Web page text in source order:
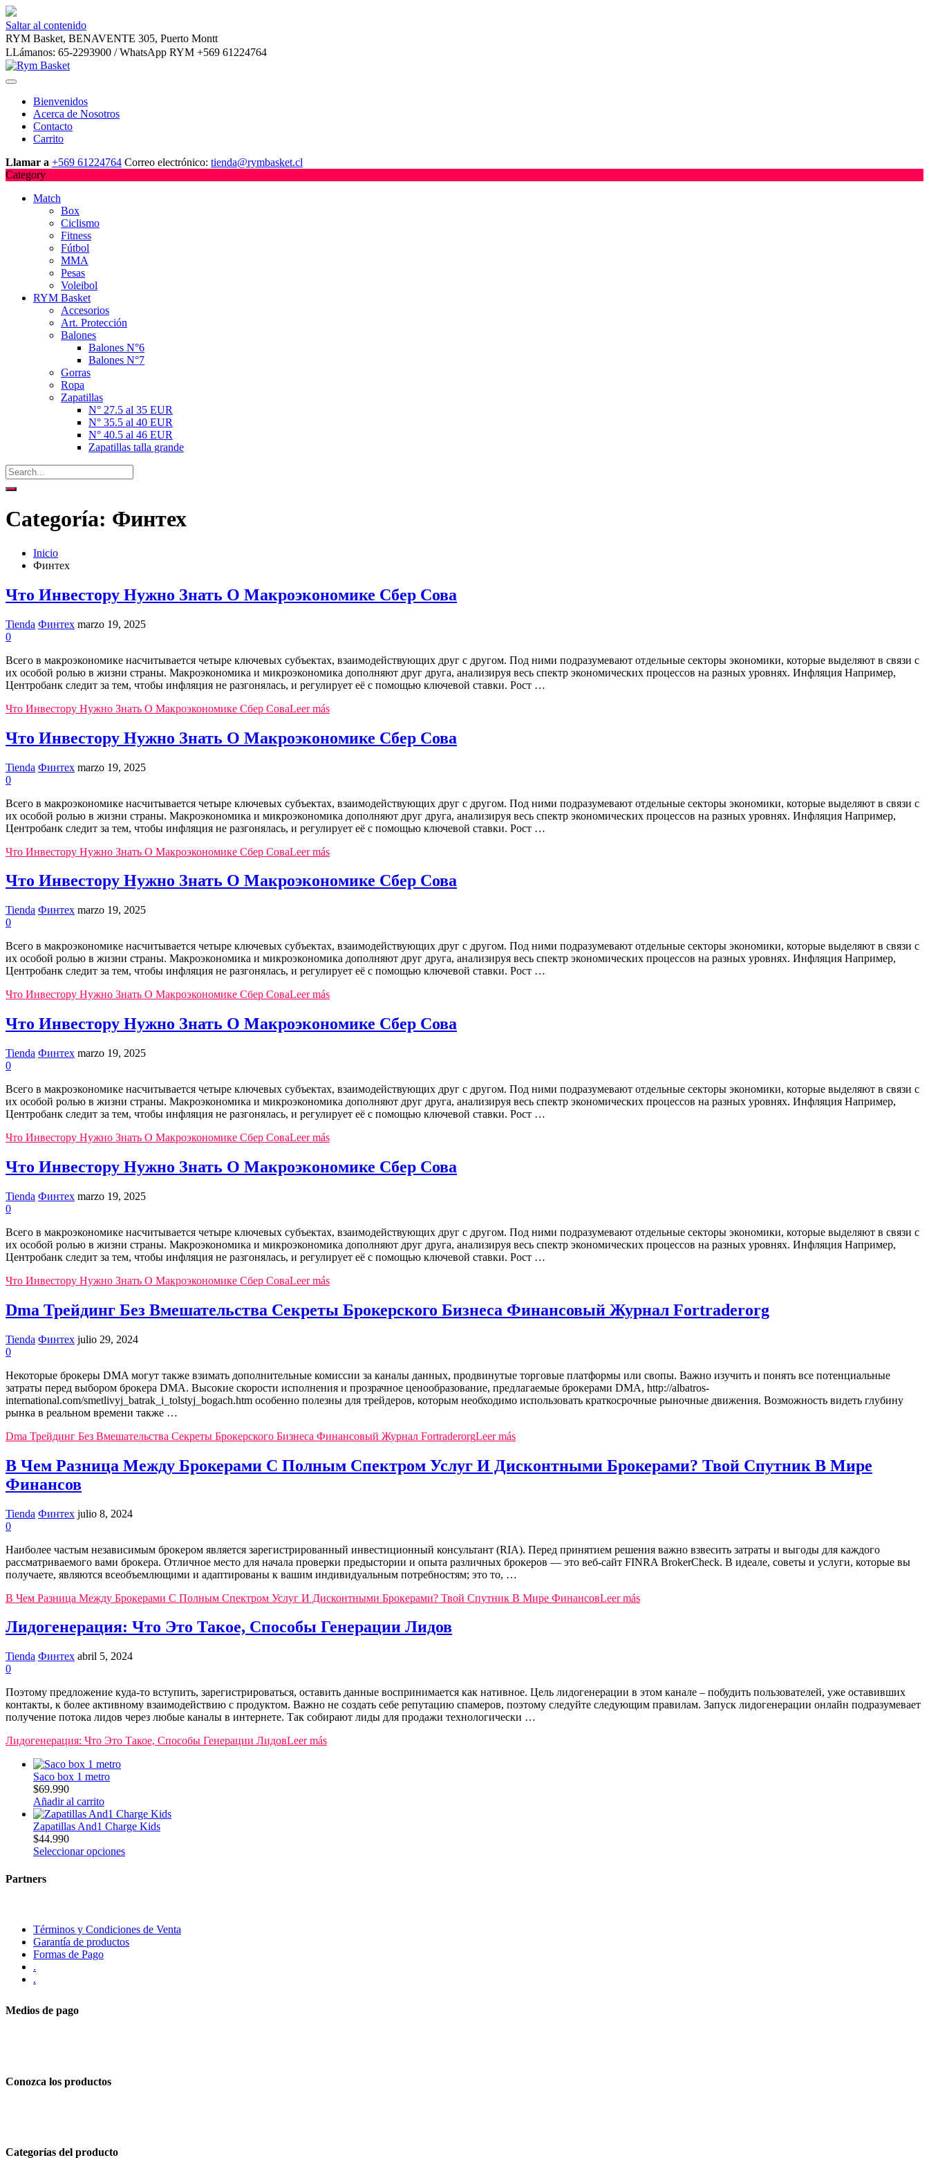
Saltar al contenido
RYM Basket, BENAVENTE 305, Puerto Montt
LLámanos: 65-2293900 / WhatsApp RYM +569 61224764
Bienvenidos
Acerca de Nosotros
Contacto
Carrito
Llamar a +569 61224764 Correo electrónico: tienda@rymbasket.cl
Category
Match
Box
Ciclismo
Fitness
Fútbol
MMA
Pesas
Voleibol
RYM Basket
Accesorios
Art. Protección
Balones
Balones N°6
Balones N°7
Gorras
Ropa
Zapatillas
N° 27.5 al 35 EUR
N° 35.5 al 40 EUR
N° 40.5 al 46 EUR
Zapatillas talla grande
Categoría: Финтех
Inicio
Финтех
Что Инвестору Нужно Знать О Макроэкономике Сбер Сова
Tienda Финтех marzo 19, 2025
0
Всего в макроэкономике насчитывается четыре ключевых субъектах, взаимодействующих друг с другом. Под ними подразумевают отдельные секторы экономики, которые выделяют в связи с
их особой ролью в жизни страны. Макроэкономика и микроэкономика дополняют друг друга, анализируя весь спектр экономических процессов на разных уровнях. Инфляция Например,
Центробанк следит за тем, чтобы инфляция не разгонялась, и регулирует её с помощью ключевой ставки. Рост …
Что Инвестору Нужно Знать О Макроэкономике Сбер СоваLeer más
Что Инвестору Нужно Знать О Макроэкономике Сбер Сова
Tienda Финтех marzo 19, 2025
0
Всего в макроэкономике насчитывается четыре ключевых субъектах, взаимодействующих друг с другом. Под ними подразумевают отдельные секторы экономики, которые выделяют в связи с
их особой ролью в жизни страны. Макроэкономика и микроэкономика дополняют друг друга, анализируя весь спектр экономических процессов на разных уровнях. Инфляция Например,
Центробанк следит за тем, чтобы инфляция не разгонялась, и регулирует её с помощью ключевой ставки. Рост …
Что Инвестору Нужно Знать О Макроэкономике Сбер СоваLeer más
Что Инвестору Нужно Знать О Макроэкономике Сбер Сова
Tienda Финтех marzo 19, 2025
0
Всего в макроэкономике насчитывается четыре ключевых субъектах, взаимодействующих друг с другом. Под ними подразумевают отдельные секторы экономики, которые выделяют в связи с
их особой ролью в жизни страны. Макроэкономика и микроэкономика дополняют друг друга, анализируя весь спектр экономических процессов на разных уровнях. Инфляция Например,
Центробанк следит за тем, чтобы инфляция не разгонялась, и регулирует её с помощью ключевой ставки. Рост …
Что Инвестору Нужно Знать О Макроэкономике Сбер СоваLeer más
Что Инвестору Нужно Знать О Макроэкономике Сбер Сова
Tienda Финтех marzo 19, 2025
0
Всего в макроэкономике насчитывается четыре ключевых субъектах, взаимодействующих друг с другом. Под ними подразумевают отдельные секторы экономики, которые выделяют в связи с
их особой ролью в жизни страны. Макроэкономика и микроэкономика дополняют друг друга, анализируя весь спектр экономических процессов на разных уровнях. Инфляция Например,
Центробанк следит за тем, чтобы инфляция не разгонялась, и регулирует её с помощью ключевой ставки. Рост …
Что Инвестору Нужно Знать О Макроэкономике Сбер СоваLeer más
Что Инвестору Нужно Знать О Макроэкономике Сбер Сова
Tienda Финтех marzo 19, 2025
0
Всего в макроэкономике насчитывается четыре ключевых субъектах, взаимодействующих друг с другом. Под ними подразумевают отдельные секторы экономики, которые выделяют в связи с
их особой ролью в жизни страны. Макроэкономика и микроэкономика дополняют друг друга, анализируя весь спектр экономических процессов на разных уровнях. Инфляция Например,
Центробанк следит за тем, чтобы инфляция не разгонялась, и регулирует её с помощью ключевой ставки. Рост …
Что Инвестору Нужно Знать О Макроэкономике Сбер СоваLeer más
Dma Трейдинг Без Вмешательства Секреты Брокерского Бизнеса Финансовый Журнал Fortraderorg
Tienda Финтех julio 29, 2024
0
Некоторые брокеры DMA могут также взимать дополнительные комиссии за каналы данных, продвинутые торговые платформы или свопы. Важно изучить и понять все потенциальные
затраты перед выбором брокера DMA. Высокие скорости исполнения и прозрачное ценообразование, предлагаемые брокерами DMA, http://albatros-
international.com/smetlivyj_batrak_i_tolstyj_bogach.htm особенно полезны для трейдеров, которым необходимо использовать краткосрочные рыночные движения. Возможность видеть глубину
рынка в реальном времени также …
Dma Трейдинг Без Вмешательства Секреты Брокерского Бизнеса Финансовый Журнал FortraderorgLeer más
В Чем Разница Между Брокерами С Полным Спектром Услуг И Дисконтными Брокерами? Твой Спутник В Мире
Финансов
Tienda Финтех julio 8, 2024
0
Наиболее частым независимым брокером является зарегистрированный инвестиционный консультант (RIA). Перед принятием решения важно взвесить затраты и выгоды для каждого
рассматриваемого вами брокера. Отличное место для начала проверки предыстории и опыта различных брокеров — это веб-сайт FINRA BrokerCheck. В идеале, советы и услуги, которые вы
получаете, являются всеобъемлющими и адаптированы к вашим индивидуальным потребностям; это то, …
В Чем Разница Между Брокерами С Полным Спектром Услуг И Дисконтными Брокерами? Твой Спутник В Мире ФинансовLeer más
Лидогенерация: Что Это Такое, Способы Генерации Лидов
Tienda Финтех abril 5, 2024
0
Поэтому предложение куда-то вступить, зарегистрироваться, оставить данные воспринимается как нативное. Цель лидогенерации в этом канале – побудить пользователей, уже оставивших
контакты, к более активному взаимодействию с продуктом. Важно не создать себе репутацию спамеров, поэтому следуйте следующим правилам. Запуск лидогенерации онлайн подразумевает
получение потока лидов через любые каналы в интернете. Так собирают лиды для продажи технологически …
Лидогенерация: Что Это Такое, Способы Генерации ЛидовLeer más
Saco box 1 metro
$69.990
Añadir al carrito
Zapatillas And1 Charge Kids
$44.990
Seleccionar opciones
Partners
Términos y Condiciones de Venta
Garantía de productos
Formas de Pago
.
.
Medios de pago
Conozca los productos
Categorías del producto